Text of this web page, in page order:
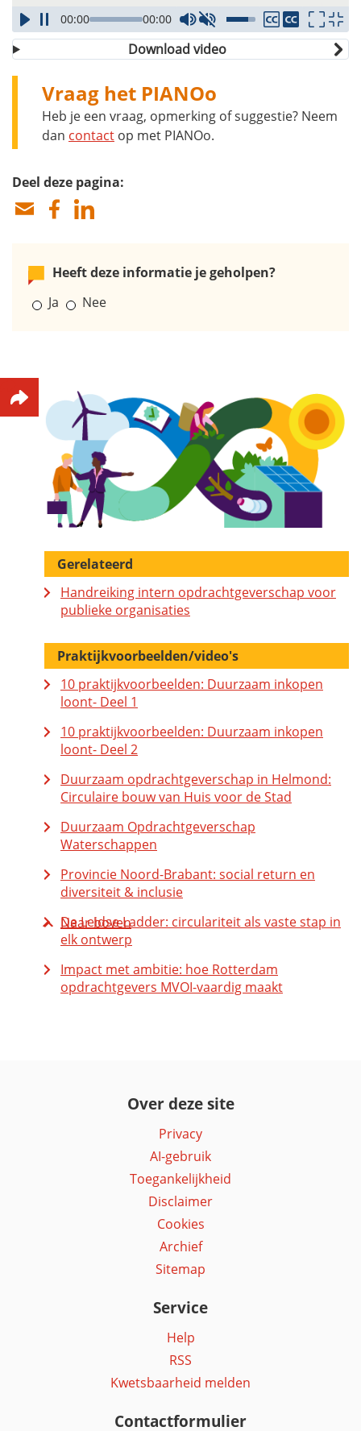
00:00 00:00
Download video
Vraag het PIANOo
Heb je een vraag, opmerking of suggestie? Neem
dan contact op met PIANOo.
Deel deze pagina:
Heeft deze informatie je geholpen?
Ja
Nee
Gerelateerd
Handreiking intern opdrachtgeverschap voor
publieke organisaties
Praktijkvoorbeelden/video's
10 praktijkvoorbeelden: Duurzaam inkopen
loont- Deel 1
10 praktijkvoorbeelden: Duurzaam inkopen
loont- Deel 2
Duurzaam opdrachtgeverschap in Helmond:
Circulaire bouw van Huis voor de Stad
Duurzaam Opdrachtgeverschap
Waterschappen
Provincie Noord-Brabant: social return en
diversiteit & inclusie
De Leidse Ladder: circulariteit als vaste stap in
elk ontwerp
Impact met ambitie: hoe Rotterdam
opdrachtgevers MVOI-vaardig maakt
Naar boven
Over deze site
Privacy
AI-gebruik
Toegankelijkheid
Disclaimer
Cookies
Archief
Sitemap
Service
Help
RSS
Kwetsbaarheid melden
Contactformulier